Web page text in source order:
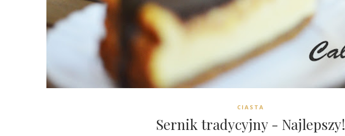
CIASTA
Sernik tradycyjny - Najlepszy!